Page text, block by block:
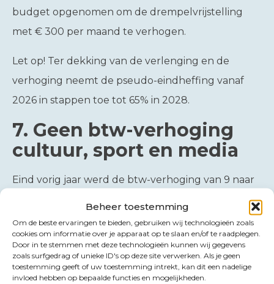
Beheer toestemming
Om de beste ervaringen te bieden, gebruiken wij technologieën zoals
cookies om informatie over je apparaat op te slaan en/of te raadplegen.
Door in te stemmen met deze technologieën kunnen wij gegevens
zoals surfgedrag of unieke ID's op deze site verwerken. Als je geen
toestemming geeft of uw toestemming intrekt, kan dit een nadelige
invloed hebben op bepaalde functies en mogelijkheden.
budget opgenomen om de drempelvrijstelling
met € 300 per maand te verhogen.
Let op! Ter dekking van de verlenging en de
verhoging neemt de pseudo-eindheffing vanaf
2026 in stappen toe tot 65% in 2028.
7. Geen btw-verhoging
cultuur, sport en media
Eind vorig jaar werd de btw-verhoging van 9 naar
Deze btw-verhoging zou ingaan per 1 januari 2026.
Aangekondigd is dat op Prinsjesdag 2025 een
wetswijziging aan de Tweede Kamer wordt
aangeboden waarin deze btw-verhoging weer